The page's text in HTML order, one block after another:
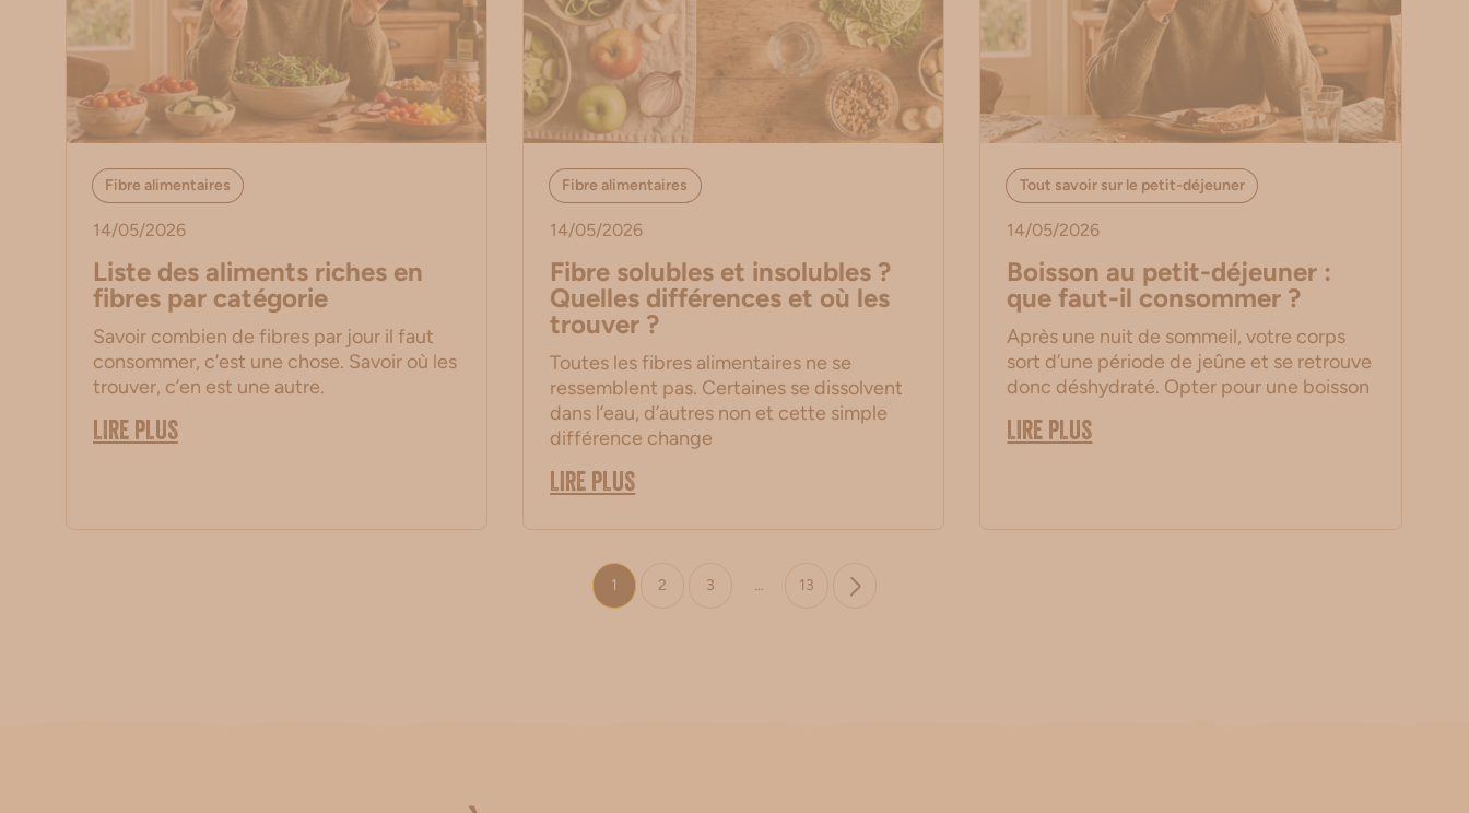
Fibre alimentaires
14/05/2026
Liste des aliments riches en
fibres par catégorie
Savoir combien de fibres par jour il faut
consommer, c’est une chose. Savoir où les
trouver, c’en est une autre.
LIRE PLUS
Fibre alimentaires
14/05/2026
Fibre solubles et insolubles ?
Quelles différences et où les
trouver ?
Toutes les fibres alimentaires ne se
ressemblent pas. Certaines se dissolvent
dans l’eau, d’autres non et cette simple
différence change
LIRE PLUS
Tout savoir sur le petit-déjeuner
14/05/2026
Boisson au petit-déjeuner :
que faut-il consommer ?
Après une nuit de sommeil, votre corps
sort d’une période de jeûne et se retrouve
donc déshydraté. Opter pour une boisson
LIRE PLUS
1 2 3 … 13